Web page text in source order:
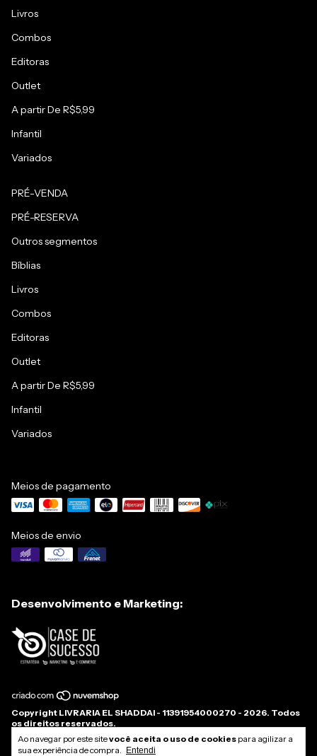
Ao navegar por este sitevocê aceita o uso de cookies para agilizar a
sua experiência de compra.
Entendi
Livros
Combos
Editoras
Outlet
A partir De R$5,99
Infantil
Variados
PRÉ-VENDA
PRÉ-RESERVA
Outros segmentos
Bíblias
Livros
Combos
Editoras
Outlet
A partir De R$5,99
Infantil
Variados
Meios de pagamento
Meios de envio
Desenvolvimento e Marketing:
Copyright LIVRARIA EL SHADDAI - 11391954000270 - 2026. Todos
os direitos reservados.